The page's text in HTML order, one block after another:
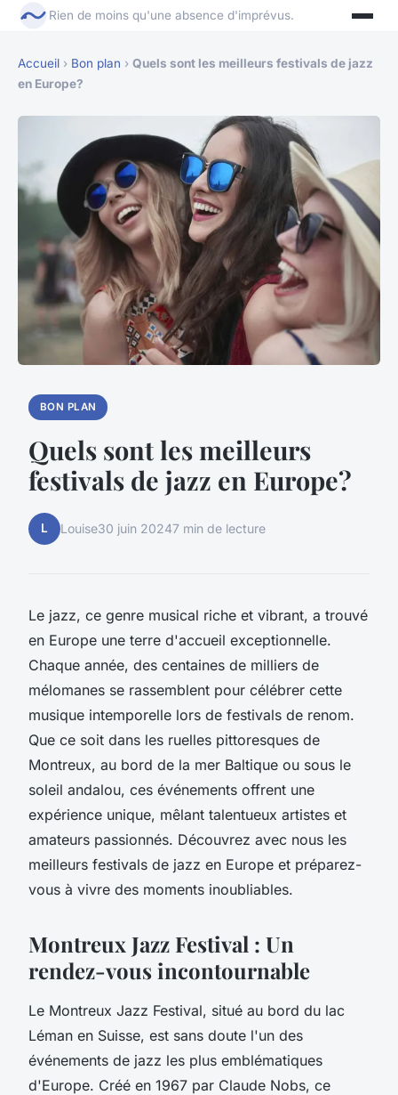
Rien de moins qu'une absence d'imprévus.
Accueil › Bon plan › Quels sont les meilleurs festivals de jazz
en Europe?
BON PLAN
Quels sont les meilleurs
festivals de jazz en Europe?
L Louise30 juin 20247 min de lecture
Le jazz, ce genre musical riche et vibrant, a trouvé
en Europe une terre d'accueil exceptionnelle.
Chaque année, des centaines de milliers de
mélomanes se rassemblent pour célébrer cette
musique intemporelle lors de festivals de renom.
Que ce soit dans les ruelles pittoresques de
Montreux, au bord de la mer Baltique ou sous le
soleil andalou, ces événements offrent une
expérience unique, mêlant talentueux artistes et
amateurs passionnés. Découvrez avec nous les
meilleurs festivals de jazz en Europe et préparez-
vous à vivre des moments inoubliables.
Montreux Jazz Festival : Un
rendez-vous incontournable
Le Montreux Jazz Festival, situé au bord du lac
Léman en Suisse, est sans doute l'un des
événements de jazz les plus emblématiques
d'Europe. Créé en 1967 par Claude Nobs, ce